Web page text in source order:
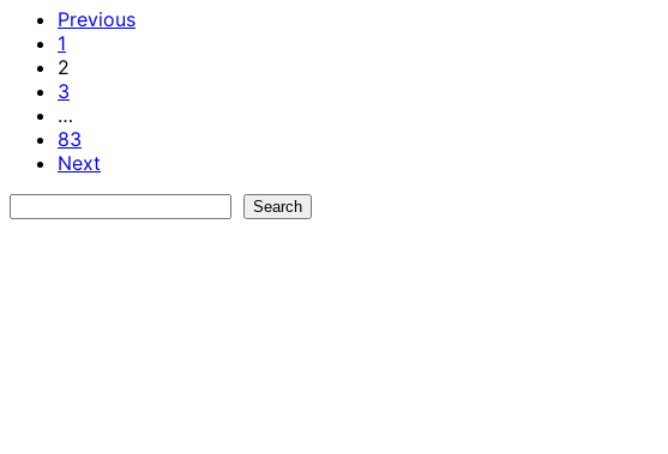
Previous
1
2
3
…
83
Next
Search